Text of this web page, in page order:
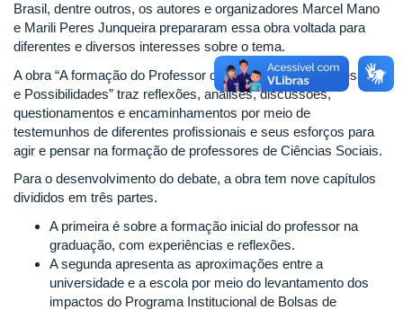
Brasil, dentre outros, os autores e organizadores Marcel Mano
e Marili Peres Junqueira prepararam essa obra voltada para
diferentes e diversos interesses sobre o tema.
A obra “A formação do Professor de Ciências Sociais: Desafios
e Possibilidades” traz reflexões, análises, discussões,
questionamentos e encaminhamentos por meio de
testemunhos de diferentes profissionais e seus esforços para
agir e pensar na formação de professores de Ciências Sociais.
Para o desenvolvimento do debate, a obra tem nove capítulos
divididos em três partes.
A primeira é sobre a formação inicial do professor na
graduação, com experiências e reflexões.
A segunda apresenta as aproximações entre a
universidade e a escola por meio do levantamento dos
impactos do Programa Institucional de Bolsas de